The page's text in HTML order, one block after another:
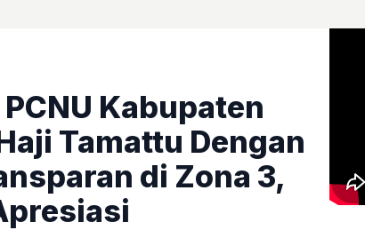
PCNU Kabupaten
Tamattu Dengan
di Zona 3,